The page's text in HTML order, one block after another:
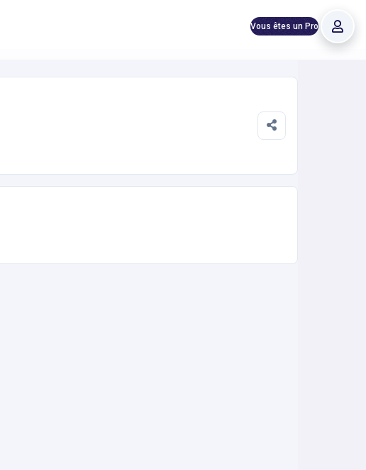
Vous êtes un Pro